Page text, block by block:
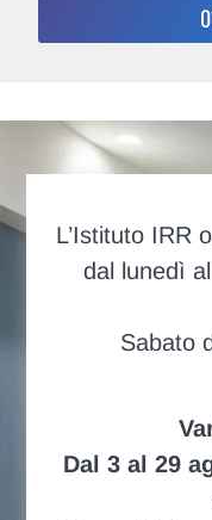
L’Istituto IRR
dal lunedì
Sabato
Dal 3 al 29